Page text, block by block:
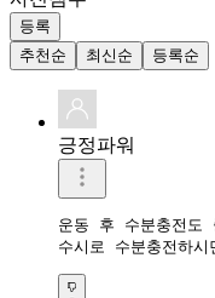
등록
추천순
최신순 등록순
긍정파워
운동 후 수분충전도
수시로 수분충전하